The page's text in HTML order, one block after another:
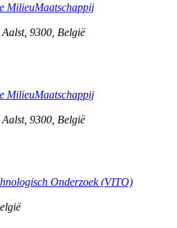
MilieuMaatschappij
Aalst, 9300 België
MilieuMaatschappij
Aalst, 9300 België
Onderzoek (VITO)